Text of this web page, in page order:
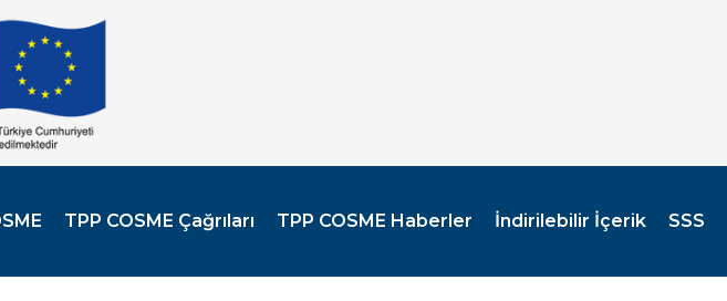
TPP COSME Çağrıları TPP COSME Haberler İndirilebilir İçerik SSS